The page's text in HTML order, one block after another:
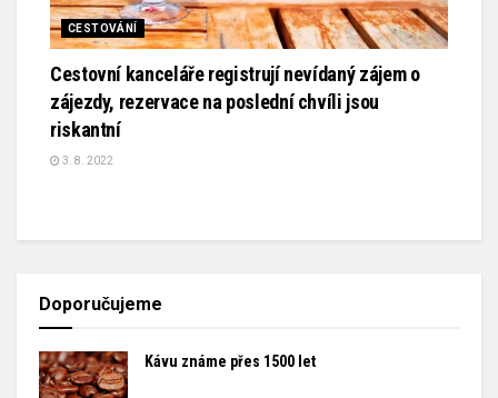
CESTOVÁNÍ
Cestovní kanceláře registrují nevídaný zájem o
zájezdy, rezervace na poslední chvíli jsou
riskantní
3. 8. 2022
Doporučujeme
Kávu známe přes 1500 let